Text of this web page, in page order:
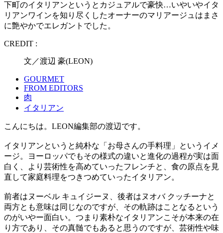
下町のイタリアンというとカジュアルで豪快…いやいやイタ
リアンワインを知り尽くしたオーナーのマリアージュはまさ
に艶やかでエレガントでした。
CREDIT :
文／渡辺 豪(LEON)
GOURMET
FROM EDITORS
肉
イタリアン
こんにちは。LEON編集部の渡辺です。
イタリアンというと純朴な「お母さんの手料理」というイメ
ージ。ヨーロッパでもその様式の違いと進化の過程が実は面
白く、より芸術性を高めていったフレンチと、食の原点を見
直して家庭料理をつきつめていったイタリアン。
前者はヌーベル キュイジーヌ、後者はヌオバ クッチーナと
両方とも意味は同じなのですが、その軌跡はことなるという
のがいやー面白い。つまり素朴なイタリアンこそが本来の在
り方であり、その真髄でもあると思うのですが、芸術性や味